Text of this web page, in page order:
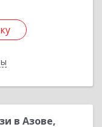
в Азове,